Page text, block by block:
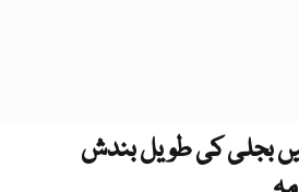
بجلی کی طویل بندش